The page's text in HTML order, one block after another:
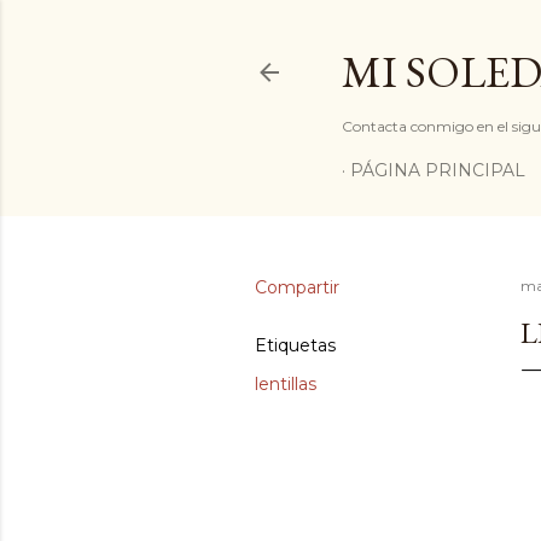
MI
Contacta conmigo en el
PÁGINA PRINCIPAL
Compartir
Etiquetas
lentillas